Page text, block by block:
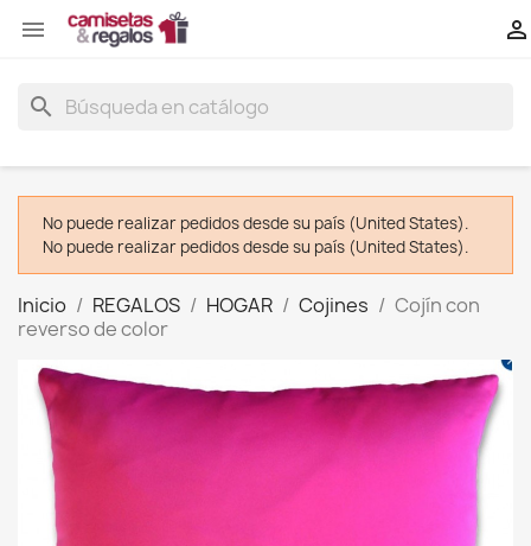
 
search
No puede realizar pedidos desde su país (United States).
No puede realizar pedidos desde su país (United States).
Inicio REGALOS HOGAR Cojines
Cojín con
reverso de color